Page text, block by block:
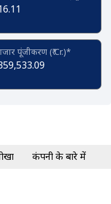
पूंजीकरण (₹ Cr.)*
कंपनी के बारे में